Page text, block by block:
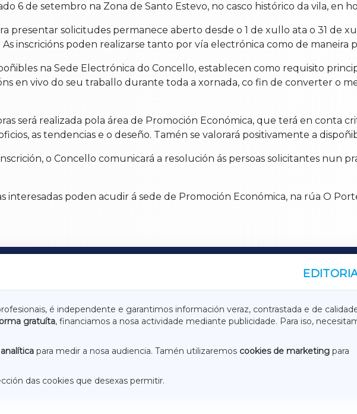
6 de setembro na Zona de Santo Estevo, no casco histórico da vila, en
presentar solicitudes permanece aberto desde o 1 de xullo ata o 31 de
inscricións poden realizarse tanto por vía electrónica como de maneira
na Sede Electrónica do Concello, establecen como requisito
en vivo do seu traballo durante toda a xornada, co fin de converter o
será realizada pola área de Promoción Económica, que terá en conta
as tendencias e o deseño. Tamén se valorará positivamente a
o Concello comunicará a resolución ás persoas solicitantes nun
interesadas poden acudir á sede de Promoción Económica, na rúa O
é independente e garantimos información veraz, contrastada e de
gratuíta, financiamos a nosa actividade mediante publicidade. Para iso,
para medir a nosa audiencia. Tamén utilizaremos cookies de marketing para
das cookies que desexas permitir.
LUGOXA TERRACHAXA
RIBEIRASACRAXA ACORUÑAXA